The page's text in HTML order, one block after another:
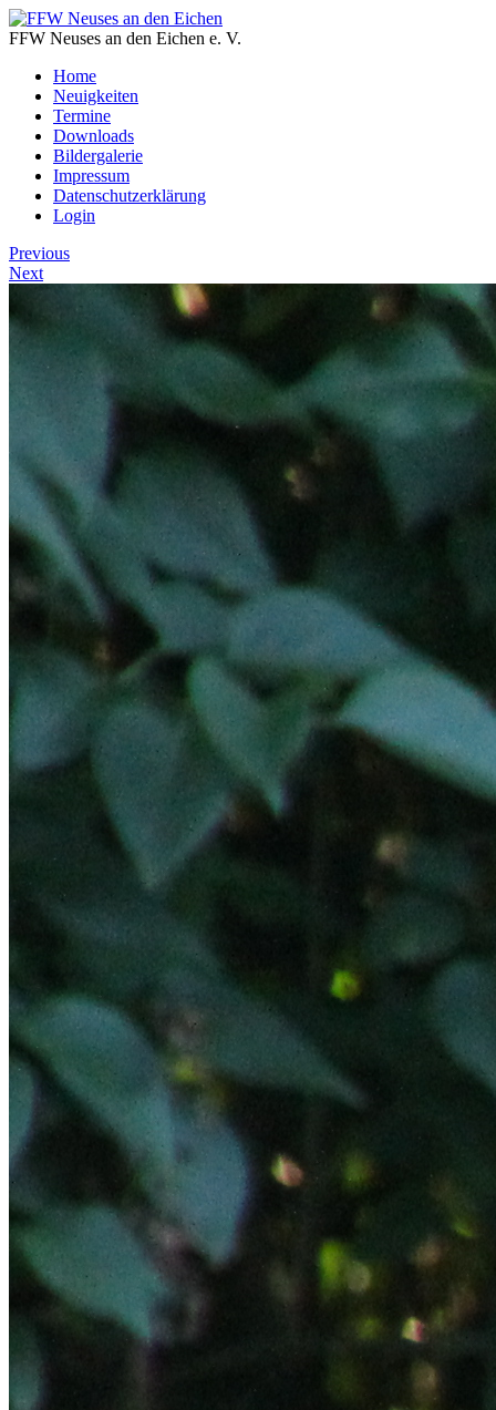
FFW Neuses an den Eichen e. V.
Home
Neuigkeiten
Termine
Downloads
Bildergalerie
Impressum
Datenschutzerklärung
Login
Previous
Next